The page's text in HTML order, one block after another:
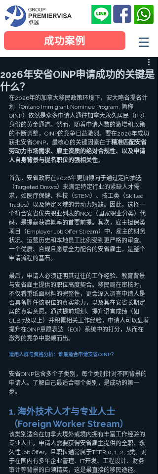
成功案例
2026年安省OINP申请成功的关键是
什么？
在2026年的加拿大移民政策环境下，安大略省提名计
划（Ontario Immigrant Nominee Program, 简称
OINP）依然是众多申请人通往加拿大永久居民（PR）
身份的黄金通道。然而，随着申请人数的激增和政策
的不断调整，OINP的竞争日益激烈。要在2026年成功
获批安省OINP，最核心的关键因素在于精准匹配安省
劳动力市场需求、雇主资质的绝对合规性、以及申请
人自身背景与提名职位的强相关性。
首先，安省政府在2026年更加倾向于通过定向抽选
（Targeted Draws）来满足特定行业的紧缺人才需
求，如医疗保健、科技（STEM）、技工类（Skilled
Trades）以及特定区域的劳动力短缺。因此，选择一
个符合安省优先职业列表的NOC（国家职业分类）代
码，是提高获邀概率的首要前提。其次，雇主担保类
项目（Employer Job Offer Stream）中，雇主的财务
状况、运营历史和本地员工比例受到更严格的审查。
一个优质、合规且愿意全力配合的安省雇主，是整个
申请流程的基石。
最后，申请人必须证明其过往的工作经验、教育背景
与安省雇主提供的职位高度契合。移民局在审核时，
不仅看重纸面材料的完整性，更会深入调查申请人是
否具备胜任该职位的真实能力，以及其在安省长期定
居的真实意愿。通过提前规划、提升语言成绩（如
CLB 7及以上）并积累相关工作经验，申请人可以显着
提升在OINP意愿表达（EOI）系统中的打分，从而在
激烈的竞争中脱颖而出。
适用人群与资格分析：谁最适合申请安省OINP？
安省OINP包含多个子类别，每个类别针对不同背景的
申请人。了解自己最适合哪个类别，是成功的第一
步。
1. 海外技术人才与专业人士
（Foreign Worker Stream）
该类别适合在加拿大境外或境内拥有丰富工作经验的
专业人士。申请人需要获得安省雇主提供的全职、永
久性Job Offer，且职位通常属于TEER 0, 1, 2, 3类。对
于在国内有多年企业管理、IT开发、工程设计、财务
审计等背景的白领精英，这是最直接的移民途径。